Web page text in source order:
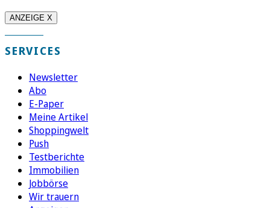
ANZEIGE X
SERVICES
Newsletter
Abo
E-Paper
Meine Artikel
Shoppingwelt
Push
Testberichte
Immobilien
Jobbörse
Wir trauern